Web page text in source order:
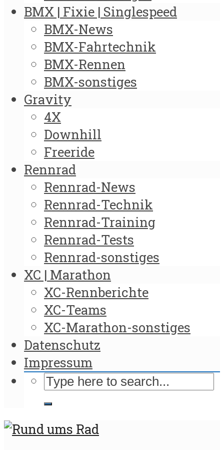
BMX | Fixie | Singlespeed
BMX-News
BMX-Fahrtechnik
BMX-Rennen
BMX-sonstiges
Gravity
4X
Downhill
Freeride
Rennrad
Rennrad-News
Rennrad-Technik
Rennrad-Training
Rennrad-Tests
Rennrad-sonstiges
XC | Marathon
XC-Rennberichte
XC-Teams
XC-Marathon-sonstiges
Datenschutz
Impressum